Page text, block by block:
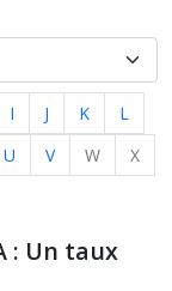
I J K
L
U V W
X
: Un taux